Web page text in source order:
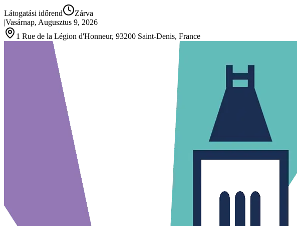
Látogatási időrend
Zárva
|Vasárnap, Augusztus 9, 2026
1 Rue de la Légion d'Honneur, 93200 Saint‑Denis, France